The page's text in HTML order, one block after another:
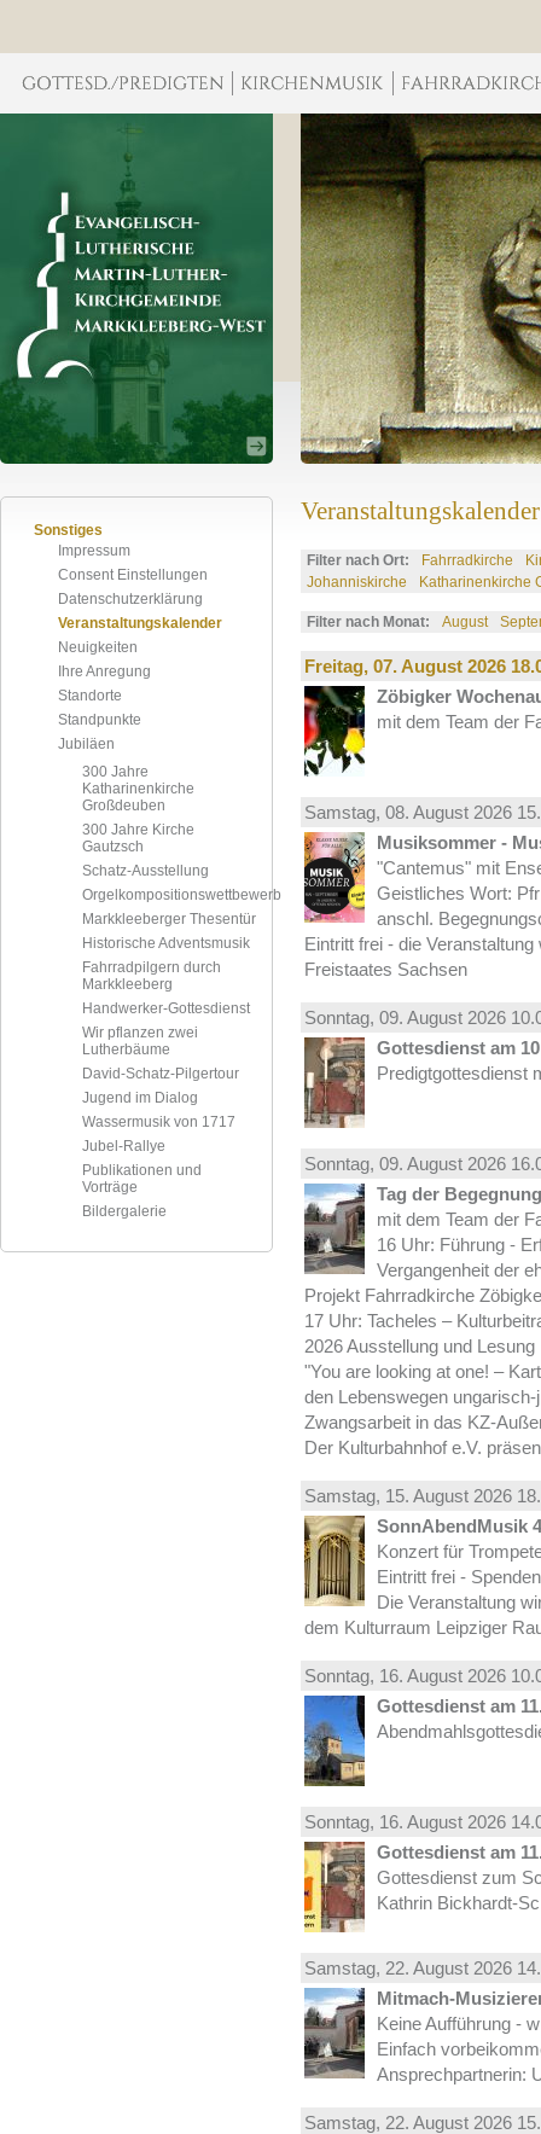
Sonstiges
Impressum
Consent Einstellungen
Datenschutzerklärung
Veranstaltungskalender
Neuigkeiten
Ihre Anregung
Standorte
Standpunkte
Jubiläen
300 Jahre
Katharinenkirche
Großdeuben
300 Jahre Kirche
Gautzsch
Schatz-Ausstellung
Orgelkompositionswettbewerb
Markkleeberger Thesentür
Historische Adventsmusik
Fahrradpilgern durch
Markkleeberg
Handwerker-Gottesdienst
Wir pflanzen zwei
Lutherbäume
David-Schatz-Pilgertour
Jugend im Dialog
Wassermusik von 1717
Jubel-Rallye
Publikationen und
Vorträge
Bildergalerie
Veranstaltungskalender
Filter nach Ort: Fahrradkirche
Johanniskirche
Katharinenkirche
Filter nach Monat: August
Freitag, 07.August 2026
Zöbigker
mit dem Team der
Samstag, 08. August 2026
Musiksommer -
"Cantemus" mit
Geistliches Wort:
anschl.
Eintritt frei - die
Freistaates Sachsen
Sonntag, 09. August 2026
Gottesdienst am
Predigtgottesdienst
Sonntag, 09. August 2026
Tag der
mit dem Team der
16 Uhr: Führung -
Vergangenheit der
Projekt Fahrradkirche
17 Uhr: Tacheles –
2026 Ausstellung und Lesung
"You are looking at one! –
den Lebenswegen
Zwangsarbeit in das KZ-
Der Kulturbahnhof e.V.
Samstag, 15. August 2026
SonnAbendMusik 4
Konzert für
Eintritt frei -
Die Veranstaltung
dem Kulturraum Leipziger
Sonntag, 16. August 2026
Gottesdienst am
Sonntag, 16. August 2026
Gottesdienst am
Gottesdienst zum
Kathrin Bickhardt-
Samstag, 22. August 2026
Mitmach-
Keine Aufführung -
Einfach
Ansprechpartnerin:
Samstag, 22. August 2026